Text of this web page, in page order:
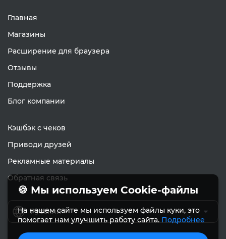
Главная
Магазины
Расширение для браузера
Отзывы
Поддержка
Блог компании
Кэшбэк с чеков
Приводи друзей
Рекламные материалы
Обратная связь
Русский
🍪 Мы используем Cookie-файлы
На нашем сайте мы используем файлы куки, это
помогает нам улучшить работу сайта. Подробнее